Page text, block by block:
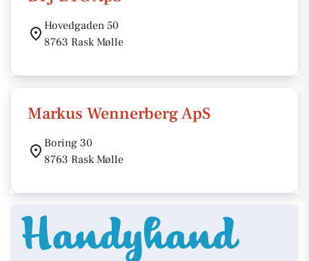
Hovedgaden 50
8763 Rask Mølle
Markus Wennerberg ApS
Boring 30
8763 Rask Mølle